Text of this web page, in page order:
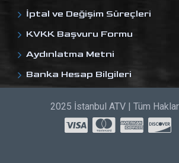
İptal ve Değişim Süreçleri
KVKK Başvuru Formu
Aydınlatma Metni
Banka Hesap Bilgileri
2025 İstanbul ATV | Tüm